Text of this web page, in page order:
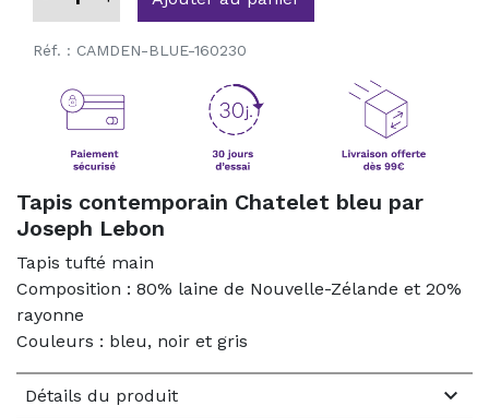
Réf. : CAMDEN-BLUE-160230
Tapis contemporain Chatelet bleu par
Joseph Lebon
Tapis tufté main
Composition : 80% laine de Nouvelle-Zélande et 20%
rayonne
Couleurs : bleu, noir et gris
Détails du produit 